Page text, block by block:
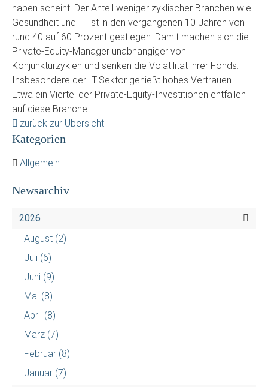
haben scheint: Der Anteil weniger zyklischer Branchen wie
Gesundheit und IT ist in den vergangenen 10 Jahren von
rund 40 auf 60 Prozent gestiegen. Damit machen sich die
Private-Equity-Manager unabhängiger von
Konjunkturzyklen und senken die Volatilität ihrer Fonds.
Insbesondere der IT-Sektor genießt hohes Vertrauen.
Etwa ein Viertel der Private-Equity-Investitionen entfallen
auf diese Branche.
zurück zur Übersicht
Kategorien
Allgemein
Newsarchiv
2026
August (2)
Juli (6)
Juni (9)
Mai (8)
April (8)
März (7)
Februar (8)
Januar (7)